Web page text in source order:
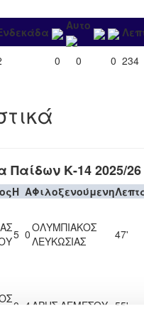
Αυτο
0 0 0 234
Κ-14 2025/26
H AΦιλοξενούμενη
5 0ΟΛΥΜΠΙΑΚΟΣ
ΛΕΥΚΩΣΙΑΣ
47'
0 4 ΑΡΗΣ ΛΕΜΕΣΟΥ 55'